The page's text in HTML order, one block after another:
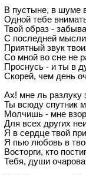
В пустыне, в шуме
Одной тебе
Твой образ -
С последней
Приятный звук
Со мной во сне не
Проснусь - и ты в
Скорей, чем день
Ах! мне ль разлуку
Ты всюду спутник
Молчишь - мне
Для всех других
Я в сердце твой
Я пью любовь в
Восторги, кто
Тебя, души